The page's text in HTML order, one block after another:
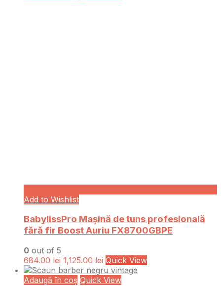
Add to Wishlist
BabylissPro Mașină de tuns profesională
fără fir Boost Auriu FX8700GBPE
0 out of 5
684.00 lei 1,125.00lei Quick View
Adaugă în coș Quick View